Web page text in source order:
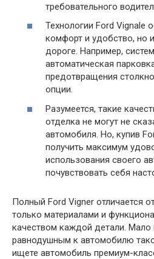
требовательного
Технологии Ford Vignale
комфорт и удобство, но
дороге. Например,
автоматическая
предотвращения
опции.
Разумеется, такие
отделка не могут не
автомобиля. Но, купив
получить максимум
использования своего
почувствовать себя
Полный Ford Vigner отличается
только материалами и
качеством каждой детали. Мало
равнодушным к автомобилю
ищете автомобиль премиум-